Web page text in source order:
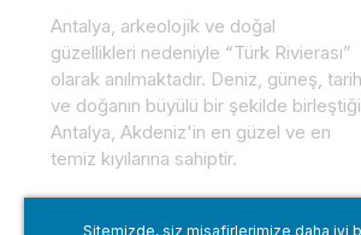
Sitemizde, siz misafirlerimize daha iyi
Antalya, arkeolojik ve doğal
güzellikleri nedeniyle “Türk Rivierası”
olarak anılmaktadır. Deniz, güneş, tarih
ve doğanın büyülü bir şekilde birleştiği
Antalya, Akdeniz'in en güzel ve en
temiz kıyılarına sahiptir.